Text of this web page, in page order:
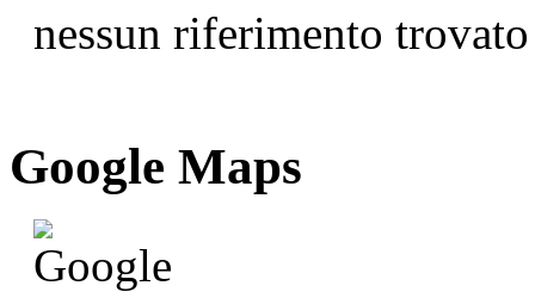
nessun riferimento trovato
Google Maps